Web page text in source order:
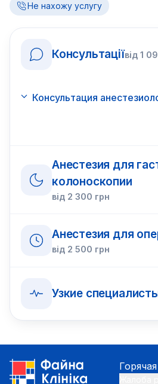
Не нахожу услугу
Консультаціївід 1
Консультация
Анестезия для
колоноскопии
від 2 300 грн
Анестезия для
від 2 500 грн
Узкие